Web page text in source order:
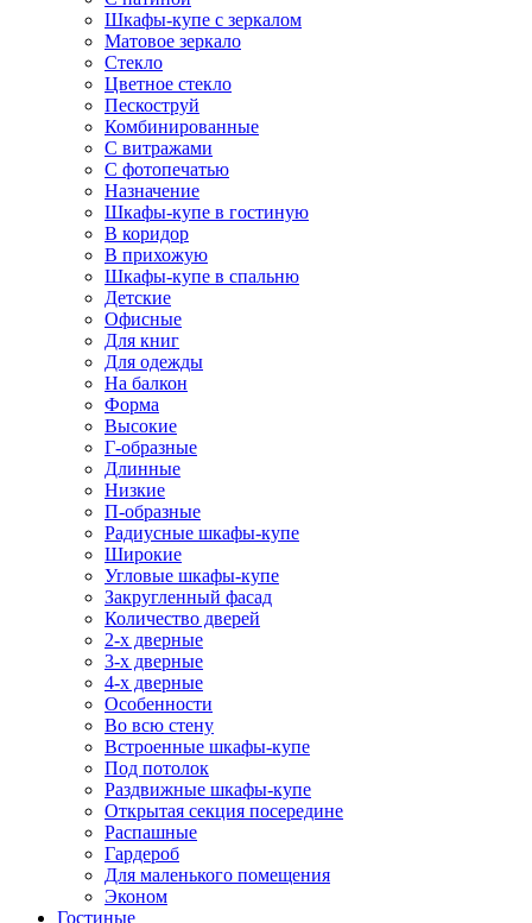
Шкафы-купе с зеркалом
Матовое зеркало
Стекло
Цветное стекло
Пескоструй
Комбинированные
С витражами
С фотопечатью
Назначение
Шкафы-купе в гостиную
В коридор
В прихожую
Шкафы-купе в спальню
Детские
Офисные
Для книг
Для одежды
На балкон
Форма
Высокие
Г-образные
Длинные
Низкие
П-образные
Радиусные шкафы-купе
Широкие
Угловые шкафы-купе
Закругленный фасад
Количество дверей
2-х дверные
3-х дверные
4-х дверные
Особенности
Во всю стену
Встроенные шкафы-купе
Под потолок
Раздвижные шкафы-купе
Открытая секция посередине
Распашные
Гардероб
Для маленького помещения
Эконом
Гостиные